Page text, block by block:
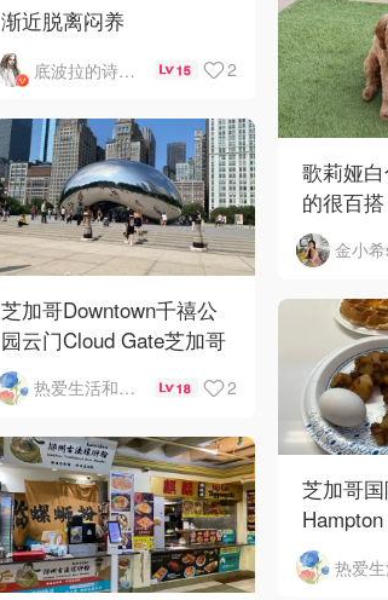
渐近脱离闷养
底波拉的诗与歌 15 2
歌莉娅
的很百搭
金小
芝加哥Downtown千禧公
园云门Cloud Gate芝加哥
河街景❤️鳞次栉比的高楼
热爱生活和自由的轻舞飞扬 18 2
芝加哥
O'Hare自